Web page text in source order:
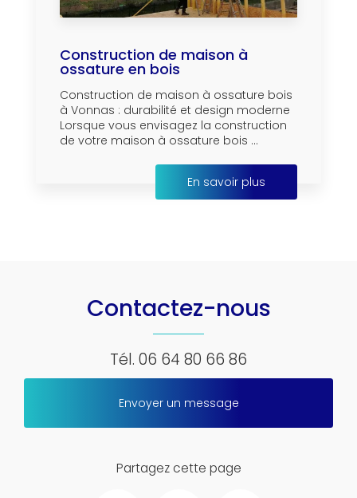
Construction de maison à
ossature en bois
Construction de maison à ossature bois
à Vonnas : durabilité et design moderne
Lorsque vous envisagez la construction
de votre maison à ossature bois ...
En savoir plus
Contactez-nous
Tél. 06 64 80 66 86
Envoyer un message
Partagez cette page